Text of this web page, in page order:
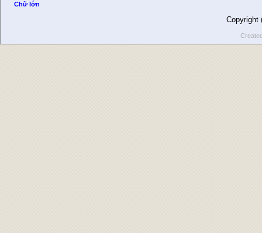
Chữ lớn
Copyright